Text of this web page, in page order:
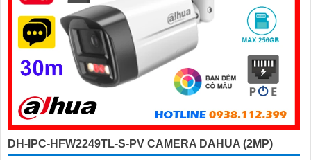
DH-IPC-HFW2249TL-S-PV CAMERA DAHUA (2MP)